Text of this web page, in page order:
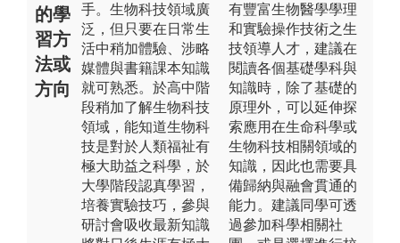
的學
習方
法或
方向
手。生物科技領域廣
泛，但只要在日常生
活中稍加體驗、涉略
媒體與書籍課本知識
就可熟悉。於高中階
段稍加了解生物科技
領域，能知道生物科
技是對於人類福祉有
極大助益之科學，於
大學階段認真學習，
培養實驗技巧，參與
研討會吸收最新知識
有豐富生物醫學學理
和實驗操作技術之生
技領導人才，建議在
閱讀各個基礎學科與
知識時，除了基礎的
原理外，可以延伸探
索應用在生命科學或
生物科技相關領域的
知識，因此也需要具
備歸納與融會貫通的
能力。建議同學可透
過參加科學相關社